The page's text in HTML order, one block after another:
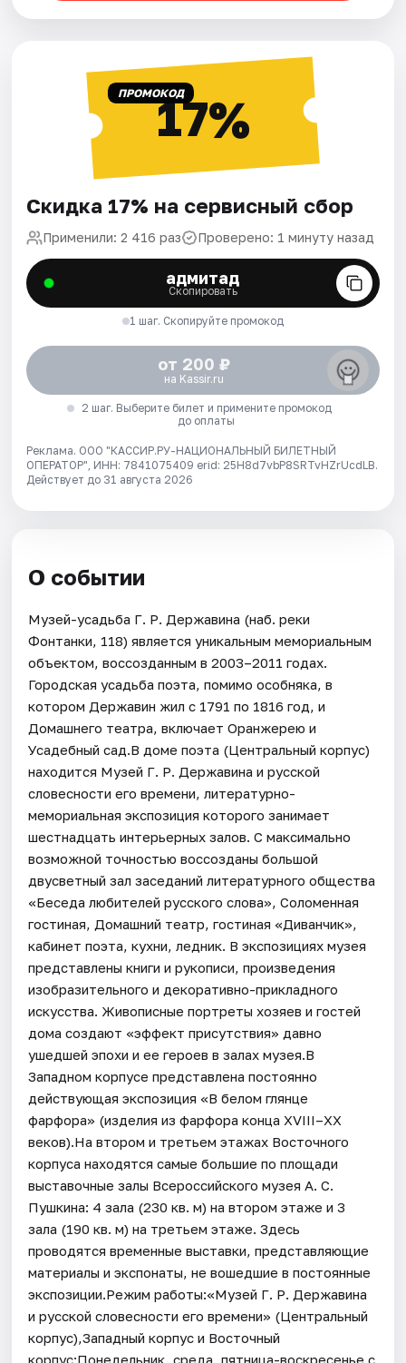
ПРОМОКОД17%
Скидка 17% на сервисный сбор
Применили: 2 416 раз Проверено: 1 минуту назад
адмитад
Скопировать
1 шаг. Скопируйте промокод
от 200 ₽
на Kassir.ru
2 шаг. Выберите билет и примените промокод
до оплаты
Реклама. ООО "КАССИР.РУ-НАЦИОНАЛЬНЫЙ БИЛЕТНЫЙ
ОПЕРАТОР", ИНН: 7841075409 erid: 25H8d7vbP8SRTvHZrUcdLB.
Действует до 31 августа 2026
О событии
Музей-усадьба Г. Р. Державина (наб. реки
Фонтанки, 118) является уникальным мемориальным
объектом, воссозданным в 2003–2011 годах.
Городская усадьба поэта, помимо особняка, в
котором Державин жил с 1791 по 1816 год, и
Домашнего театра, включает Оранжерею и
Усадебный сад.В доме поэта (Центральный корпус)
находится Музей Г. Р. Державина и русской
словесности его времени, литературно-
мемориальная экспозиция которого занимает
шестнадцать интерьерных залов. С максимально
возможной точностью воссозданы большой
двусветный зал заседаний литературного общества
«Беседа любителей русского слова», Соломенная
гостиная, Домашний театр, гостиная «Диванчик»,
кабинет поэта, кухни, ледник. В экспозициях музея
представлены книги и рукописи, произведения
изобразительного и декоративно-прикладного
искусства. Живописные портреты хозяев и гостей
дома создают «эффект присутствия» давно
ушедшей эпохи и ее героев в залах музея.В
Западном корпусе представлена постоянно
действующая экспозиция «В белом глянце
фарфора» (изделия из фарфора конца XVIII–ХХ
веков).На втором и третьем этажах Восточного
корпуса находятся самые большие по площади
выставочные залы Всероссийского музея А. С.
Пушкина: 4 зала (230 кв. м) на втором этаже и 3
зала (190 кв. м) на третьем этаже. Здесь
проводятся временные выставки, представляющие
материалы и экспонаты, не вошедшие в постоянные
экспозиции.Режим работы:«Музей Г. Р. Державина
и русской словесности его времени» (Центральный
корпус),Западный корпус и Восточный
корпус:Понедельник, среда, пятница-воскресенье с